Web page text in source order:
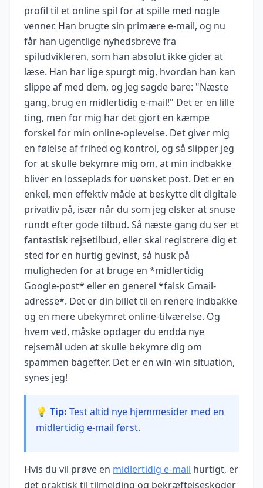
profil til et online spil for at spille med nogle
venner. Han brugte sin primære e-mail, og nu
får han ugentlige nyhedsbreve fra
spiludvikleren, som han absolut ikke gider at
læse. Han har lige spurgt mig, hvordan han kan
slippe af med dem, og jeg sagde bare: "Næste
gang, brug en midlertidig e-mail!" Det er en lille
ting, men for mig har det gjort en kæmpe
forskel for min online-oplevelse. Det giver mig
en følelse af frihed og kontrol, og så slipper jeg
for at skulle bekymre mig om, at min indbakke
bliver en losseplads for uønsket post. Det er en
enkel, men effektiv måde at beskytte dit digitale
privatliv på, især når du som jeg elsker at snuse
rundt efter gode tilbud. Så næste gang du ser et
fantastisk rejsetilbud, eller skal registrere dig et
sted for en hurtig gevinst, så husk på
muligheden for at bruge en *midlertidig
Google-post* eller en generel *falsk Gmail-
adresse*. Det er din billet til en renere indbakke
og en mere ubekymret online-tilværelse. Og
hvem ved, måske opdager du endda nye
rejsemål uden at skulle bekymre dig om
spammen bagefter. Det er en win-win situation,
synes jeg!
💡 Tip: Test altid nye hjemmesider med en
midlertidig e-mail først.
Hvis du vil prøve en midlertidig e‑mail hurtigt, er
det praktisk til tilmelding og bekræftelseskoder